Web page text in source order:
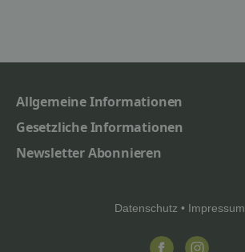
Allgemeine Informationen
Gesetzliche Informationen
Newsletter Abonnieren
Datenschutz • Impressum